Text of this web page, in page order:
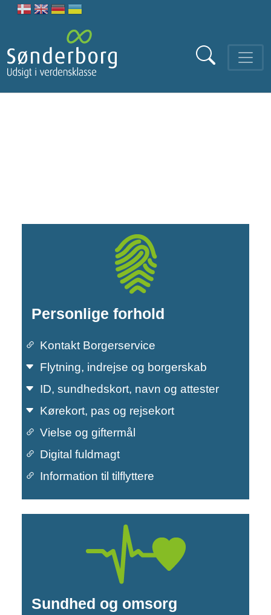
Personlige forhold
Personline forhold
Kontakt Borgerservice
Flytning, indrejse og borgerskab
ID, sundhedskort, navn og attester
Kørekort, pas og rejsekort
Vielse og giftermål
Digital fuldmagt
Information til tilflyttere
Sundhed og omsorg